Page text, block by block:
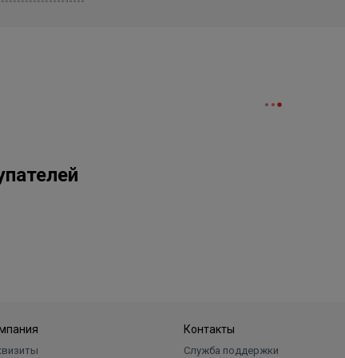
Контакты
Служба поддержки